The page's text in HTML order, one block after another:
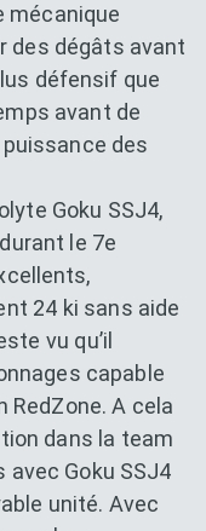
mécanique
des dégâts avant
défensif que
avant de
des
Goku SSJ4,
le 7e
24 ki sans aide
vu qu’il
capable
RedZone. A cela
dans la team
avec Goku SSJ4
unité. Avec